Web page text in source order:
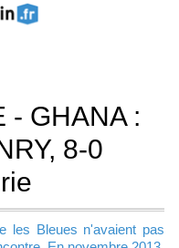
- GHANA :
8-0
les Bleues n'avaient pas